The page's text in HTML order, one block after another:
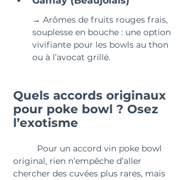
→ Arômes de fruits rouges frais,
souplesse en bouche : une option
vivifiante pour les bowls au thon
ou à l’avocat grillé.
Quels accords originaux
pour poke bowl ? Osez
l’exotisme
original, rien n’empêche d’aller
chercher des cuvées plus rares, mais